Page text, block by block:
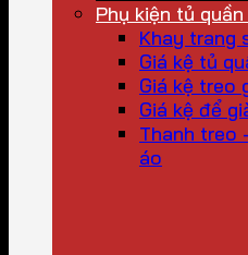
Phụ kiện tủ
Khay trang
Giá kệ tủ
Giá kệ treo
Giá kệ để
Thanh treo
áo